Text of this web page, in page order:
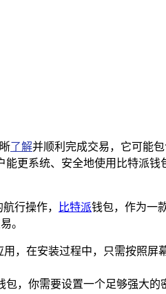
了解并顺利完成交易，它可能
更系统、安全地使用比特派钱
行操作， 比特派钱包，作为一
。
，在安装过程中，只需按照屏
，你需要设置一个足够强大的